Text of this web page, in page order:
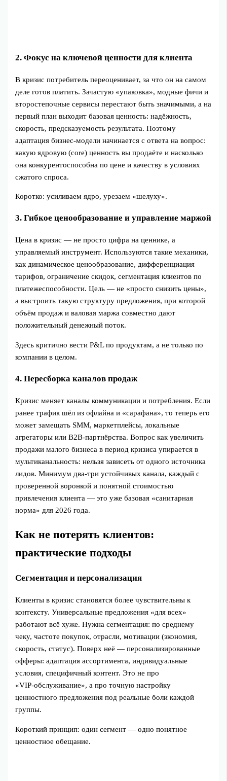
2. Фокус на ключевой ценности для клиента
В кризис потребитель переоценивает, за что он на самом
деле готов платить. Зачастую «упаковка», модные фичи и
второстепочные сервисы перестают быть значимыми, а на
первый план выходит базовая ценность: надёжность,
скорость, предсказуемость результата. Поэтому
адаптация бизнес‑модели начинается с ответа на вопрос:
какую ядровую (core) ценность вы продаёте и насколько
она конкурентоспособна по цене и качеству в условиях
сжатого спроса.
Коротко: усиливаем ядро, урезаем «шелуху».
3. Гибкое ценообразование и управление маржой
Цена в кризис — не просто цифра на ценнике, а
управляемый инструмент. Используются такие механики,
как динамическое ценообразование, дифференциация
тарифов, ограничение скидок, сегментация клиентов по
платежеспособности. Цель — не «просто снизить цены»,
а выстроить такую структуру предложения, при которой
объём продаж и валовая маржа совместно дают
положительный денежный поток.
Здесь критично вести P&L по продуктам, а не только по
компании в целом.
4. Пересборка каналов продаж
Кризис меняет каналы коммуникации и потребления. Если
ранее трафик шёл из офлайна и «сарафана», то теперь его
может замещать SMM, маркетплейсы, локальные
агрегаторы или B2B‑партнёрства. Вопрос как увеличить
продажи малого бизнеса в период кризиса упирается в
мультиканальность: нельзя зависеть от одного источника
лидов. Минимум два‑три устойчивых канала, каждый с
проверенной воронкой и понятной стоимостью
привлечения клиента — это уже базовая «санитарная
норма» для 2026 года.
Как не потерять клиентов:
практические подходы
Сегментация и персонализация
Клиенты в кризис становятся более чувствительны к
контексту. Универсальные предложения «для всех»
работают всё хуже. Нужна сегментация: по среднему
чеку, частоте покупок, отрасли, мотивации (экономия,
скорость, статус). Поверх неё — персонализированные
офферы: адаптация ассортимента, индивидуальные
условия, специфичный контент. Это не про
«VIP‑обслуживание», а про точную настройку
ценностного предложения под реальные боли каждой
группы.
Короткий принцип: один сегмент — одно понятное
ценностное обещание.